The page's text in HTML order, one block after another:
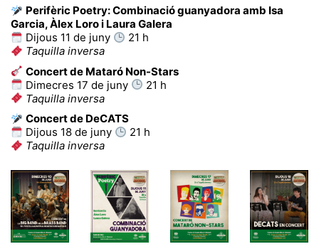
Perifèric Poetry: Combinació guanyadoraamb Isa
Garcia, Àlex Loro i Laura Galera
Dijous 11 de juny
21 h
Taquilla inversa
Concert de Mataró Non-Stars
Dimecres 17 de juny
21 h
Taquilla inversa
Concert de DeCATS
Dijous 18 de juny
21 h
Taquilla inversa